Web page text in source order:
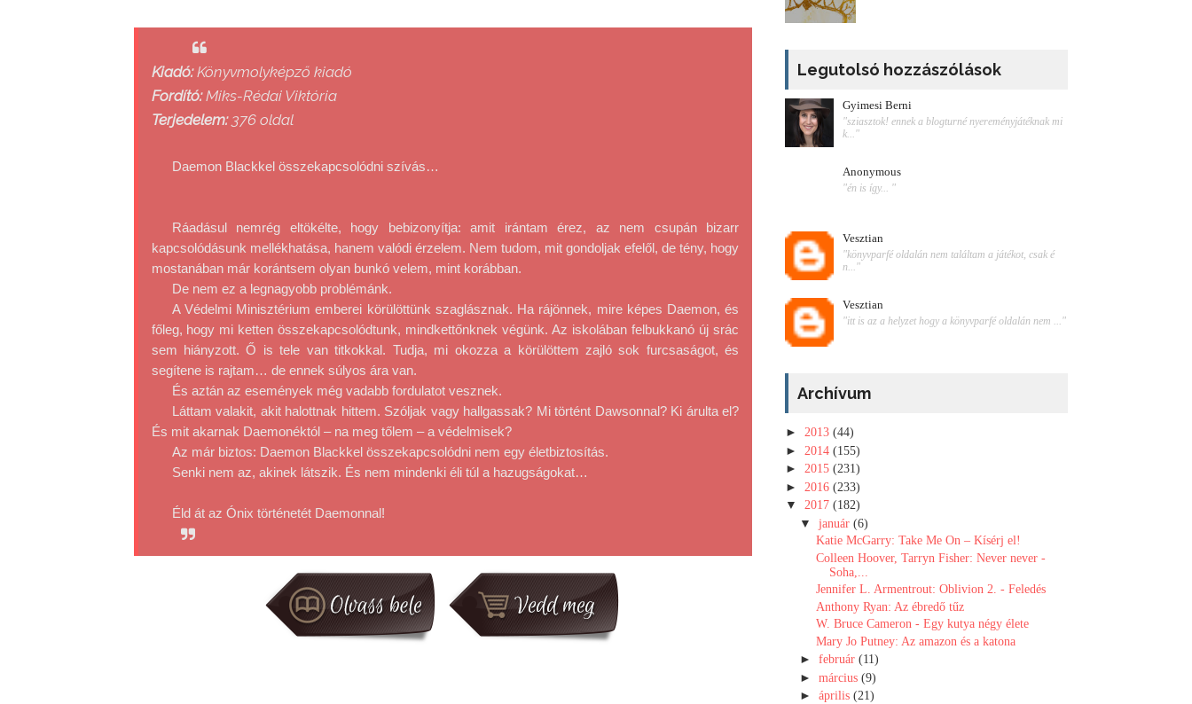
Kiadó:Könyvmolyképző kiadó
Fordító:Miks-Rédai Viktória
Terjedelem:376 oldal
Daemon Blackkel összekapcsolódni szívás…
Ráadásul nemrég eltökélte, hogy bebizonyítja: amit irántam érez, az nem csupán bizarr
kapcsolódásunk mellékhatása, hanem valódi érzelem. Nem tudom, mit gondoljak efelől, de tény, hogy
mostanában már korántsem olyan bunkó velem, mint korábban.
De nem ez a legnagyobb problémánk.
A Védelmi Minisztérium emberei körülöttünk szaglásznak. Ha rájönnek, mire képes Daemon, és
főleg, hogy mi ketten összekapcsolódtunk, mindkettőnknek végünk. Az iskolában felbukkanó új srác
sem hiányzott. Ő is tele van titkokkal. Tudja, mi okozza a körülöttem zajló sok furcsaságot, és
segítene is rajtam… de ennek súlyos ára van.
És aztán az események még vadabb fordulatot vesznek.
Láttam valakit, akit halottnak hittem. Szóljak vagy hallgassak? Mi történt Dawsonnal? Ki árulta el?
És mit akarnak Daemonéktól – na meg tőlem – a védelmisek?
Az már biztos: Daemon Blackkel összekapcsolódni nem egy életbiztosítás.
Senki nem az, akinek látszik. És nem mindenki éli túl a hazugságokat…
Éld át az Ónix történetét Daemonnal!
Legutolsó hozzászólások
Gyimesi Berni
"sziasztok! ennek a blogturné nyereményjátéknak mi
k..."
Anonymous
"én is így... "
Vesztian
"könyvparfé oldalán nem találtam a játékot, csak é
n..."
Vesztian
"itt is az a helyzet hogy a könyvparfé oldalán nem ..."
Archívum
► 2013 (44)
► 2014 (155)
► 2015 (231)
► 2016 (233)
▼ 2017 (182)
▼ január(6)
Katie McGarry: Take ​Me On – Kísérj el!
Colleen Hoover, Tarryn Fisher: Never never -
Soha,...
Jennifer L. Armentrout: Oblivion 2. - Feledés
Anthony Ryan: Az ébredő tűz
W. Bruce Cameron - Egy kutya négy élete
Mary Jo Putney: Az amazon és a katona
►február(11)
►március(9)
►április(21)